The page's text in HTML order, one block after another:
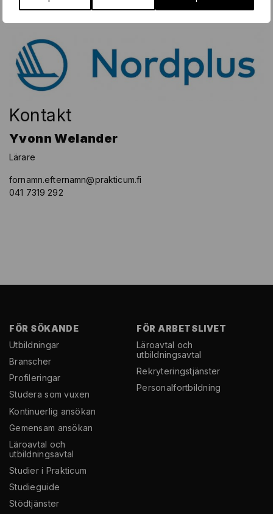
Kontakt
Yvonn Welander
Lärare
fornamn.efternamn@prakticum.fi
041 7319 292
FÖR SÖKANDE
Utbildningar
Branscher
Profileringar
Studera som vuxen
Kontinuerlig ansökan
Gemensam ansökan
Läroavtal och
utbildningsavtal
Studier i Prakticum
Studieguide
Stödtjänster
FÖR ARBETSLIVET
Läroavtal och
utbildningsavtal
Rekryterings­tjänster
Personal­fortbildning